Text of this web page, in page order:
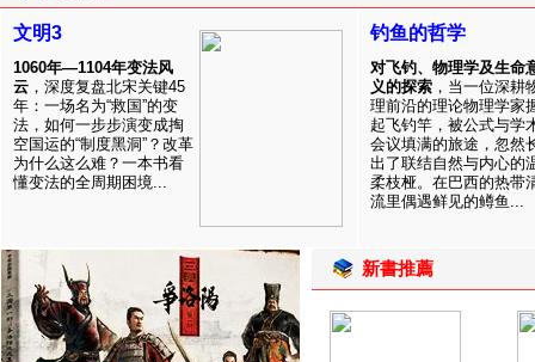
文明3
1060年—1104年变法风
云 ，深度复盘北宋关键45
年：一场名为“救国”的变
法，如何一步步演变成掏
空国运的“制度黑洞”？改革
为什么这么难？一本书看
懂变法的全周期困境...
钓鱼的哲学
对飞钓、物理学及生命
义的探索 ，当一位深耕
理前沿的理论物理学家
起飞钓竿，被公式与学
会议填满的旅途，忽然
出了联结自然与内心的
柔枝桠。在巴西的热带
流里偶遇鲜见的鳟鱼...
新書推薦